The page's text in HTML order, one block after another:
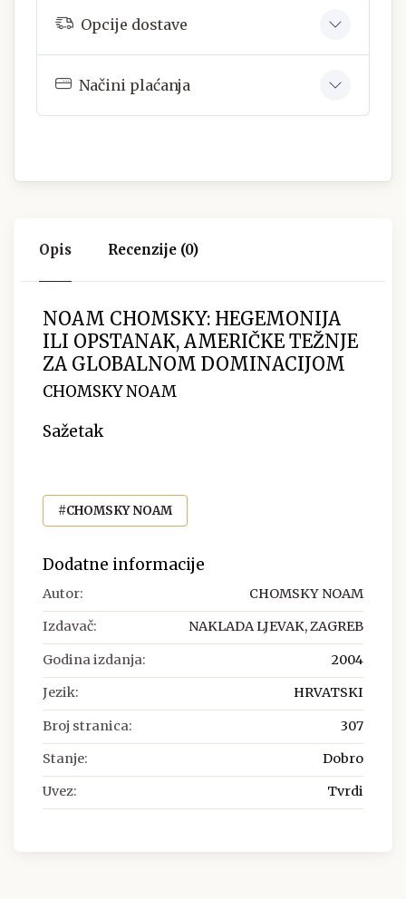
Opcije dostave
Načini plaćanja
Opis Recenzije (0)
NOAM CHOMSKY: HEGEMONIJA
ILI OPSTANAK, AMERIČKE TEŽNJE
ZA GLOBALNOM DOMINACIJOM
CHOMSKY NOAM
Sažetak
#CHOMSKY NOAM
Dodatne informacije
Autor: CHOMSKY NOAM
Izdavač: NAKLADA LJEVAK, ZAGREB
Godina izdanja: 2004
Jezik: HRVATSKI
Broj stranica: 307
Stanje: Dobro
Uvez: Tvrdi